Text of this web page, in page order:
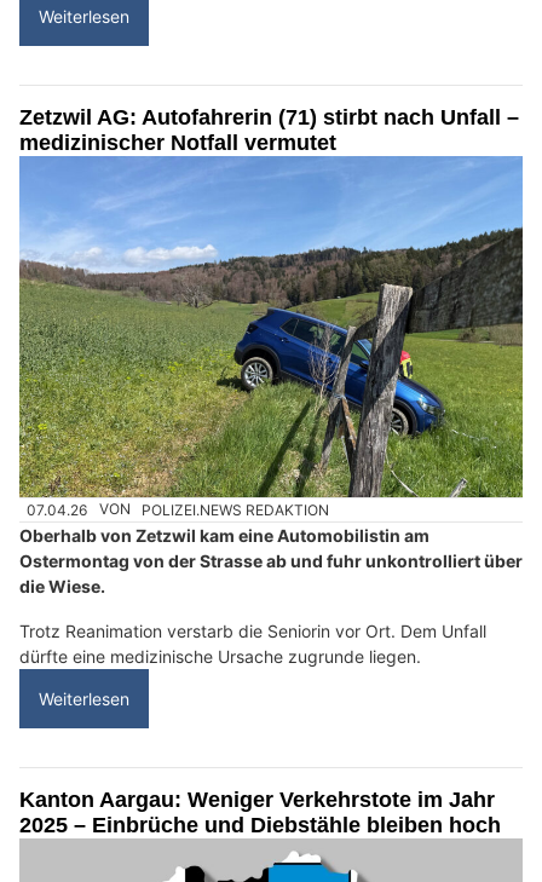
Weiterlesen
Zetzwil AG: Autofahrerin (71) stirbt nach Unfall –
medizinischer Notfall vermutet
07.04.26 VON POLIZEI.NEWS REDAKTION
Oberhalb von Zetzwil kam eine Automobilistin am
Ostermontag von der Strasse ab und fuhr unkontrolliert über
die Wiese.
Trotz Reanimation verstarb die Seniorin vor Ort. Dem Unfall
dürfte eine medizinische Ursache zugrunde liegen.
Weiterlesen
Kanton Aargau: Weniger Verkehrstote im Jahr
2025 – Einbrüche und Diebstähle bleiben hoch